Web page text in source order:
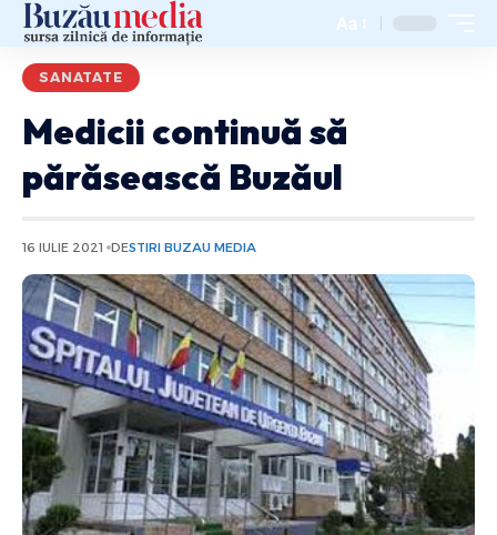
Aa
SANATATE
Medicii continuă să
părăsească Buzăul
16 IULIE 2021 DESTIRI BUZAU MEDIA